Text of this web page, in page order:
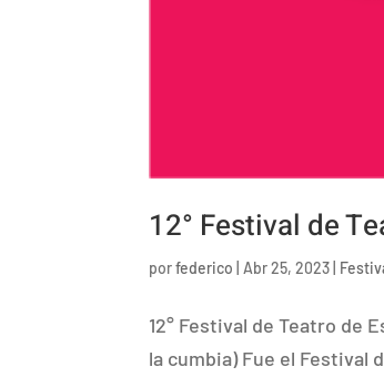
12° Festival de
porfederico Abr 25, 2023
12° Festival de Teatro de
la cumbia) Fue el Festival